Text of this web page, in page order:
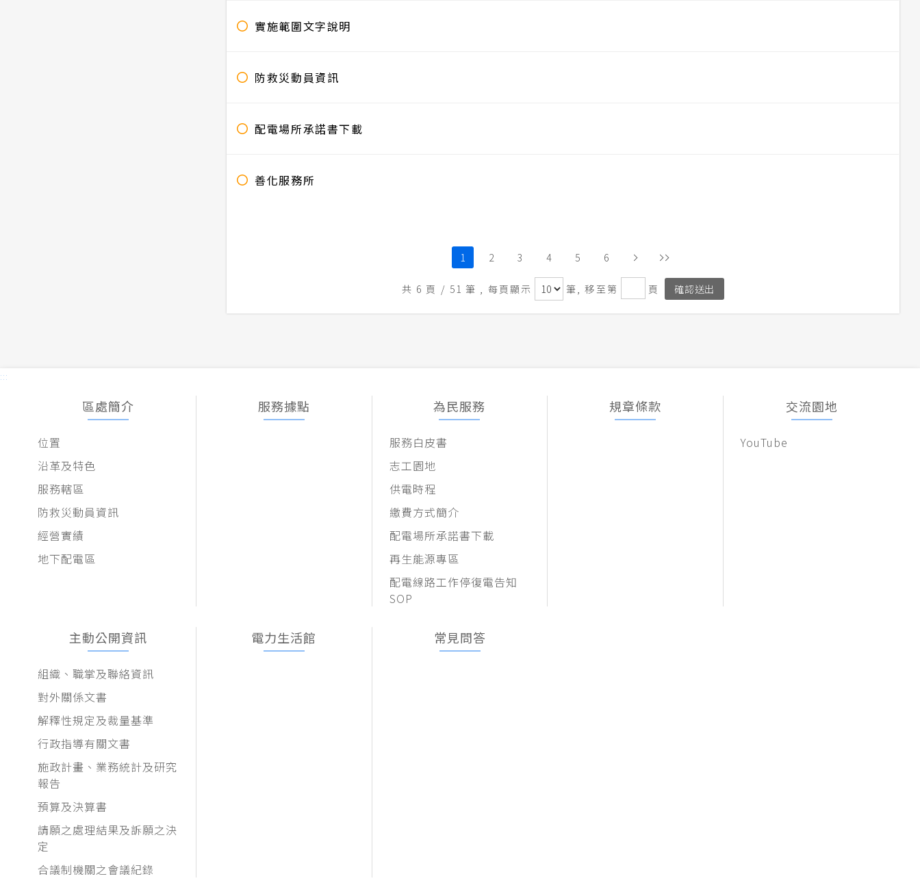
實施範圍文字說明
防救災動員資訊
配電場所承諾書下載
善化服務所
1 2 3 4 5 6
共 6 頁 / 51 筆 , 每頁顯示 筆, 移至第 頁
:::
區處簡介
位置
沿革及特色
服務轄區
防救災動員資訊
經營實績
地下配電區
服務據點 為民服務
服務白皮書
志工園地
供電時程
繳費方式簡介
配電場所承諾書下載
再生能源專區
配電線路工作停復電告知
SOP
規章條款 交流園地
YouTube
主動公開資訊
組織、職掌及聯絡資訊
對外關係文書
解釋性規定及裁量基準
行政指導有關文書
施政計畫、業務統計及研究
報告
預算及決算書
請願之處理結果及訴願之決
定
合議制機關之會議紀錄
電力生活館 常見問答